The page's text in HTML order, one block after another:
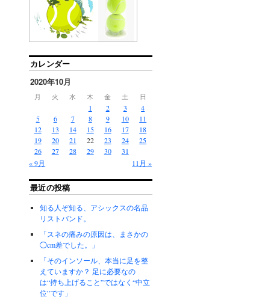
カレンダー
2020年10月
月 火 水 木 金 土 日
« 9月 11月 »
1 2 3
4
5
6 7 8 9 10
11
12
13 14 15 16 17
18
19
20 21 22 23 24
25
26
27 28 29 30 31
最近の投稿
知る人ぞ知る、アシックスの名品
リストバンド。
「スネの痛みの原因は、まさかの
◯cm差でした。」
「そのインソール、本当に足を整
えていますか？ 足に必要なの
は“持ち上げること”ではなく“中立
位”です」